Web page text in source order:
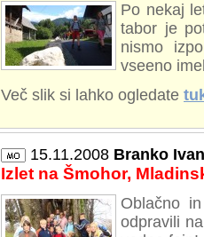
Po nekaj
tabor je
nismo
vseeno
Več slik si lahko ogledate
15.11.2008 Branko
Izlet na Šmohor,
Oblačno
odpravili